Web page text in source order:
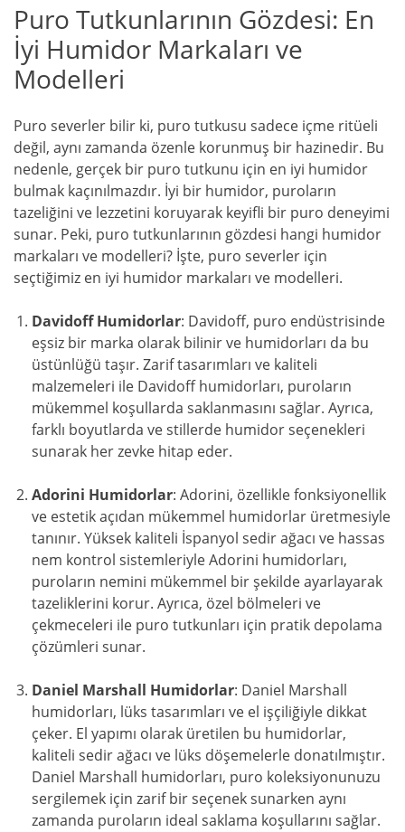
Puro Tutkunlarının Gözdesi: En
İyi Humidor Markaları ve
Modelleri
Puro severler bilir ki, puro tutkusu sadece içme ritüeli
değil, aynı zamanda özenle korunmuş bir hazinedir. Bu
nedenle, gerçek bir puro tutkunu için en iyi humidor
bulmak kaçınılmazdır. İyi bir humidor, puroların
tazeliğini ve lezzetini koruyarak keyifli bir puro deneyimi
sunar. Peki, puro tutkunlarının gözdesi hangi humidor
markaları ve modelleri? İşte, puro severler için
seçtiğimiz en iyi humidor markaları ve modelleri.
Davidoff Humidorlar: Davidoff, puro endüstrisinde
eşsiz bir marka olarak bilinir ve humidorları da bu
üstünlüğü taşır. Zarif tasarımları ve kaliteli
malzemeleri ile Davidoff humidorları, puroların
mükemmel koşullarda saklanmasını sağlar. Ayrıca,
farklı boyutlarda ve stillerde humidor seçenekleri
sunarak her zevke hitap eder.
Adorini Humidorlar: Adorini, özellikle fonksiyonellik
ve estetik açıdan mükemmel humidorlar üretmesiyle
tanınır. Yüksek kaliteli İspanyol sedir ağacı ve hassas
nem kontrol sistemleriyle Adorini humidorları,
puroların nemini mükemmel bir şekilde ayarlayarak
tazeliklerini korur. Ayrıca, özel bölmeleri ve
çekmeceleri ile puro tutkunları için pratik depolama
çözümleri sunar.
Daniel Marshall Humidorlar: Daniel Marshall
humidorları, lüks tasarımları ve el işçiliğiyle dikkat
çeker. El yapımı olarak üretilen bu humidorlar,
kaliteli sedir ağacı ve lüks döşemelerle donatılmıştır.
Daniel Marshall humidorları, puro koleksiyonunuzu
sergilemek için zarif bir seçenek sunarken aynı
zamanda puroların ideal saklama koşullarını sağlar.